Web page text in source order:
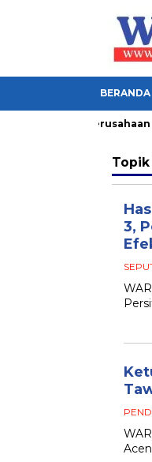
BERANDA
Garut, Ini 3 Perusahaan
Topik
3,